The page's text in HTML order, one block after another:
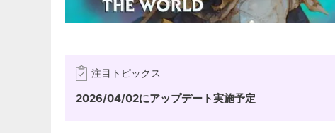
注目トピックス
2026/04/02にアップデート実施予定